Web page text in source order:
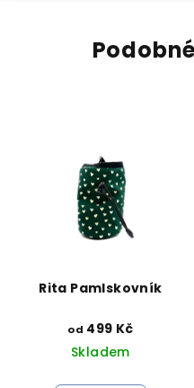
Rita Pamlskovník
od 499 Kč
Skladem